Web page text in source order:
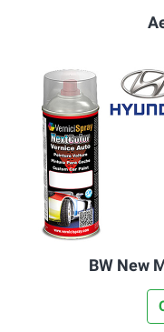
BW New